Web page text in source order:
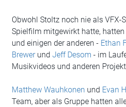
Obwohl Stoltz noch nie als VFX-
Spielfilm mitgewirkt hatte,
und einigen der anderen - Ethan
Brewerund Jeff Desom - im
Musikvideos und anderen
Matthew Wauhkonen und Evan
Team, aber als Gruppe hatten